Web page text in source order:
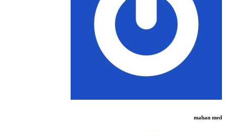
mahan med